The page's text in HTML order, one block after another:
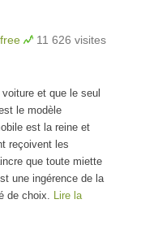
11 626 visites
et que le seul
le modèle
est la reine et
reçoivent les
que toute miette
une ingérence de la
de choix. Lire la